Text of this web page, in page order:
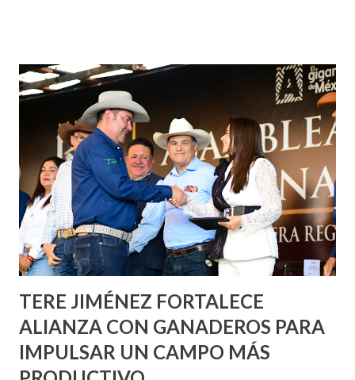
Corazón Urbano y el Municipio capital. Leo Montañez
informó que en este programa se usarán cerca de 90 mil
metros cuadrados de pintura, para dar inicio en la calle
Nieto, entre Jesús F. Elizondo y la calle 22 de Octubre, con
lo que se aplicará pintura en 66 casas. Posteriormente se
llevará este programa a Villas de Nuestra Señora de la
Asunción, Avenida Alameda y Decreto 27 de Septiembre, en
los edificios FOVISSSTE Ojo de Agua, en la comunidad
Norias de Paso Hondo y en los edificios de...
TERE JIMÉNEZ FORTALECE
ALIANZA CON GANADEROS PARA
IMPULSAR UN CAMPO MÁS